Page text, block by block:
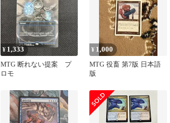
¥ 1,333
MTG 断れない提案 プ
ロモ
¥ 1,000
MTG 役畜 第7版 日本語
版